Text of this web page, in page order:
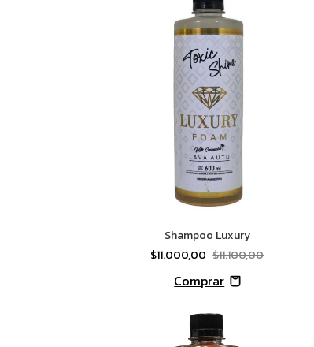
Shampoo Luxury
$11.000,00 $11.100,00